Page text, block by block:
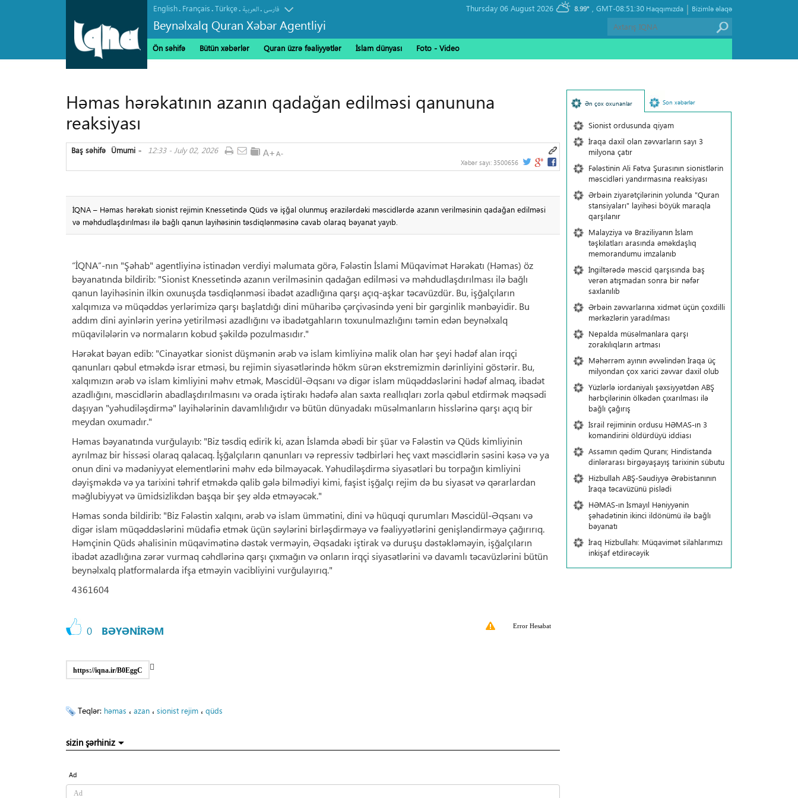
English. Français.Türkçe. العربیة.فارسی
Beynəlxalq Quran Xəbər Agentliyi
GMT-08:51:30
8.99° Bizimlə əlaqə
|
Haqqımızda
Ön səhifə Bütün xəbərlər Quran üzrə fəaliyyətlər İslam dünyası Foto - Video
Həmas hərəkatının azanın qadağan edilməsi qanununa
reaksiyası
Baş səhifə »
Ümumi 12:33 - July 02, 2026
Xəbər sayı: 3500656
İQNA – Həmas hərəkatı sionist rejimin Knessetində Qüds və işğal olunmuş ərazilərdəki məscidlərdə azanın verilməsinin qadağan edilməsi
və məhdudlaşdırılması ilə bağlı qanun layihəsinin təsdiqlənməsinə cavab olaraq bəyanat yayıb.
“İQNA”-nın "Şəhab" agentliyinə istinadən verdiyi məlumata görə, Fələstin İslami Müqavimət Hərəkatı (Həmas) öz
bəyanatında bildirib: "Sionist Knessetində azanın verilməsinin qadağan edilməsi və məhdudlaşdırılması ilə bağlı
qanun layihəsinin ilkin oxunuşda təsdiqlənməsi ibadət azadlığına qarşı açıq-aşkar təcavüzdür. Bu, işğalçıların
xalqımıza və müqəddəs yerlərimizə qarşı başlatdığı dini müharibə çərçivəsində yeni bir gərginlik mənbəyidir. Bu
addım dini ayinlərin yerinə yetirilməsi azadlığını və ibadətgahların toxunulmazlığını təmin edən beynəlxalq
müqavilələrin və normaların kobud şəkildə pozulmasıdır."
Hərəkat bəyan edib: "Cinayətkar sionist düşmənin ərəb və islam kimliyinə malik olan hər şeyi hədəf alan irqçi
qanunları qəbul etməkdə israr etməsi, bu rejimin siyasətlərində hökm sürən ekstremizmin dərinliyini göstərir. Bu,
xalqımızın ərəb və islam kimliyini məhv etmək, Məscidül-Əqsanı və digər islam müqəddəslərini hədəf almaq, ibadət
azadlığını, məscidlərin abadlaşdırılmasını və orada iştirakı hədəfə alan saxta reallıqları zorla qəbul etdirmək məqsədi
daşıyan "yəhudiləşdirmə" layihələrinin davamlılığıdır və bütün dünyadakı müsəlmanların hisslərinə qarşı açıq bir
meydan oxumadır."
Həmas bəyanatında vurğulayıb: "Biz təsdiq edirik ki, azan İslamda əbədi bir şüar və Fələstin və Qüds kimliyinin
ayrılmaz bir hissəsi olaraq qalacaq. İşğalçıların qanunları və repressiv tədbirləri heç vaxt məscidlərin səsini kəsə və ya
onun dini və mədəniyyət elementlərini məhv edə bilməyəcək. Yəhudiləşdirmə siyasətləri bu torpağın kimliyini
dəyişməkdə və ya tarixini təhrif etməkdə qalib gələ bilmədiyi kimi, faşist işğalçı rejim də bu siyasət və qərarlardan
məğlubiyyət və ümidsizlikdən başqa bir şey əldə etməyəcək."
Həmas sonda bildirib: "Biz Fələstin xalqını, ərəb və islam ümmətini, dini və hüquqi qurumları Məscidül-Əqsanı və
digər islam müqəddəslərini müdafiə etmək üçün səylərini birləşdirməyə və fəaliyyətlərini genişləndirməyə çağırırıq.
Həmçinin Qüds əhalisinin müqavimətinə dəstək verməyin, Əqsadakı iştirak və duruşu dəstəkləməyin, işğalçıların
ibadət azadlığına zərər vurmaq cəhdlərinə qarşı çıxmağın və onların irqçi siyasətlərini və davamlı təcavüzlərini bütün
beynəlxalq platformalarda ifşa etməyin vacibliyini vurğulayırıq."
4361604
0 BƏYƏNİRƏM Error Hesabat
https://iqna.ir/B0EggC
Teqlər: həmas ، azan ، sionist rejim ، qüds
sizin şərhiniz
Ad
Ən çox oxunanlar Son xəbərlər
Sionist ordusunda qiyam
İraqa daxil olan zəvvarların sayı 3
milyona çatır
Fələstinin Ali Fətva Şurasının sionistlərin
məscidləri yandırmasına reaksiyası
Ərbəin ziyarətçilərinin yolunda "Quran
stansiyaları" layihəsi böyük maraqla
qarşılanır
Malayziya və Braziliyanın İslam
təşkilatları arasında əməkdaşlıq
memorandumu imzalanıb
İngiltərədə məscid qarşısında baş
verən atışmadan sonra bir nəfər
saxlanılıb
Ərbəin zəvvarlarına xidmət üçün çoxdilli
mərkəzlərin yaradılması
Nepalda müsəlmanlara qarşı
zorakılıqların artması
Məhərrəm ayının əvvəlindən İraqa üç
milyondan çox xarici zəvvar daxil olub
Yüzlərlə iordaniyalı şəxsiyyətdən ABŞ
hərbçilərinin ölkədən çıxarılması ilə
bağlı çağırış
İsrail rejiminin ordusu HƏMAS-ın 3
komandirini öldürdüyü iddiası
Assamın qədim Quranı; Hindistanda
dinlərarası birgəyaşayış tarixinin sübutu
Hizbullah ABŞ-Səudiyyə Ərəbistanının
İraqa təcavüzünü pislədi
HƏMAS-ın İsmayıl Həniyyənin
şəhadətinin ikinci ildönümü ilə bağlı
bəyanatı
İraq Hizbullahı: Müqavimət silahlarımızı
inkişaf etdirəcəyik